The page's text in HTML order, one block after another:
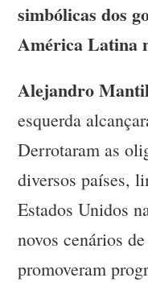
simbólicas dos
América Latina
Alejandro
esquerda
Derrotaram as
diversos países,
Estados Unidos
novos cenários
promoveram